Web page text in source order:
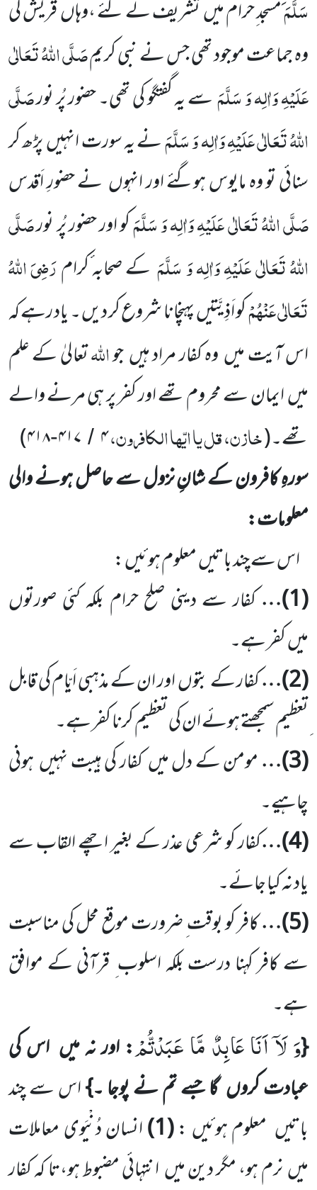
سَلَّمَمسجد ِحرام میںتشریف لے گئے ،وہاںقریش کی
وہ جماعت موجود تھی جس نے نبی کریمصَلَّی اللّٰہُ تَعَالٰی
عَلَیْہِ وَاٰلِہ وَ سَلَّمَسے یہ گفتگو کی تھی۔ حضور پُرنورصَلَّی
اللّٰہُ تَعَالٰی عَلَیْہِ وَاٰلِہ وَ سَلَّمَنے یہ سورت انہیںپڑھ کر
سنائی تو وہ مایوس ہوگئے اور انہوں نے حضورِ اَقدس
صَلَّی اللّٰہُتَعَالٰی عَلَیْہِ وَاٰلِہ وَ سَلَّمَکو اور حضور پُر نورصَلَّی
اللّٰہُ تَعَالٰی عَلَیْہِ وَاٰلِہ وَ سَلَّمَ کے صحابہ ٔکرامرَضِیَ اللّٰہُ
تَعَالٰی عَنْہُمْکو اَذِیَّتیںپہنچانا شروعکر دیں ۔ یاد رہے کہ
اس آیت میںوہ کفار مراد ہیںجواللّٰہتعالیٰ کے علم
میںایمان سے محروم تھے اور کفر پر ہی مرنےوالے
تھے۔(خازن، قل یا ایّہا الکافرون،۴ / ۴۱۷-۴۱۸)
سورہِ کافرون کے شانِ نزول سے حاصل ہونے والی
معلومات:
اس سے چند باتیںمعلوم ہوئیں :
(
1
)…کفار سے دینی صلح حرام بلکہ کئی صورتوں
میںکفر ہے۔
(
2
)…کفار کے بتوںاور ان کے مذہبی اَیّام کی قابل
ِتعظیم سمجھتے ہوئے ان کی تعظیم کرنا کفر ہے۔
(
3
)…مومن کے دل میںکفار کی ہیبت نہیںہونی
چاہیے۔
(
4
)…کفار کو شرعی عذر کے بغیر اچھے القاب سے
یاد نہ کیا جائے۔
(
5
)…کافر کو بوقت ِ ضرورت موقع محل کی مناسبت
سے کافر کہنا درست بلکہ اسلوب ِ قرآنی کے موافق
ہے۔
{وَ لَاۤ اَنَا عَابِدٌ مَّا عَبَدْتُّمْ:اور نہ میں اس کی
عبادت کروں گاجسے تمنےپوجا۔}اس سےچند
باتیں معلوم ہوئیں :(
1
)انسان دُنْیَوی معاملات
میںنرم ہو، مگر دین میںانتہائی مضبوط ہو،تا کہ کفار